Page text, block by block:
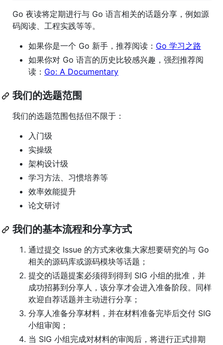
Go 夜读将定期进行与 Go 语言相关的话题分享，例如源
码阅读、工程实践等等。
如果你是一个 Go 新手，推荐阅读： Go 学习之路
如果你对 Go 语言的历史比较感兴趣，强烈推荐阅
读： Go: A Documentary
我们的选题范围
我们的选题范围包括但不限于：
入门级
实操级
架构设计级
学习方法、习惯培养等
效率效能提升
论文研讨
我们的基本流程和分享方式
通过提交 Issue 的方式来收集大家想要研究的与 Go
相关的源码库或源码模块等话题；
提交的话题提案必须得到得到 SIG 小组的批准，并
成功招募到分享人，该分享才会进入准备阶段。同样
欢迎自荐话题并主动进行分享；
分享人准备分享材料，并在材料准备完毕后交付 SIG
小组审阅；
当 SIG 小组完成对材料的审阅后，将进行正式排期